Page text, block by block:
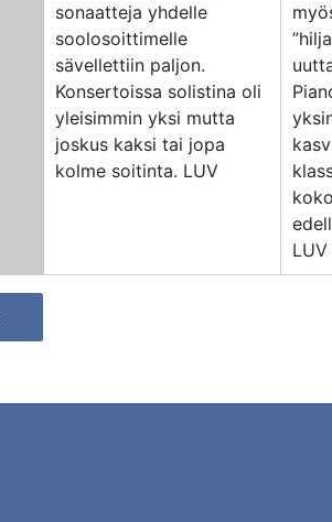
sonaatteja yhdelle
soolosoittimelle
sävellettiin paljon.
Konsertoissa solistina oli
yleisimmin yksi mutta
joskus kaksi tai jopa
kolme soitinta. LUV
LUV